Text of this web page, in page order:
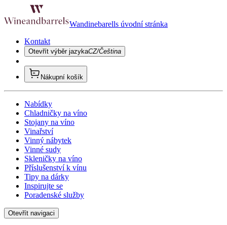
Wandinebarells úvodní stránka
Kontakt
Otevřít výběr jazykaCZ/Čeština
Nákupní košík
Nabídky
Chladničky na víno
Stojany na víno
Vinařství
Vinný nábytek
Vinné sudy
Skleničky na víno
Příslušenství k vínu
Tipy na dárky
Inspirujte se
Poradenské služby
Otevřít navigaci